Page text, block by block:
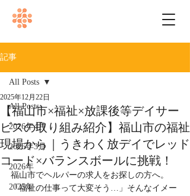
記事
All Posts
2026年4月
2026年3月
2026年
2025年
All Posts
【福山市×福祉×放課後等デイサー
ビスの取り組み紹介】福山市の福祉
現場から｜うきわく放デイでレッド
コード×バランスボールに挑戦！
2025年12月22日
福山市でヘルパーの求人をお探しの方へ。
「福祉の仕事って大変そう…」そんなイメー